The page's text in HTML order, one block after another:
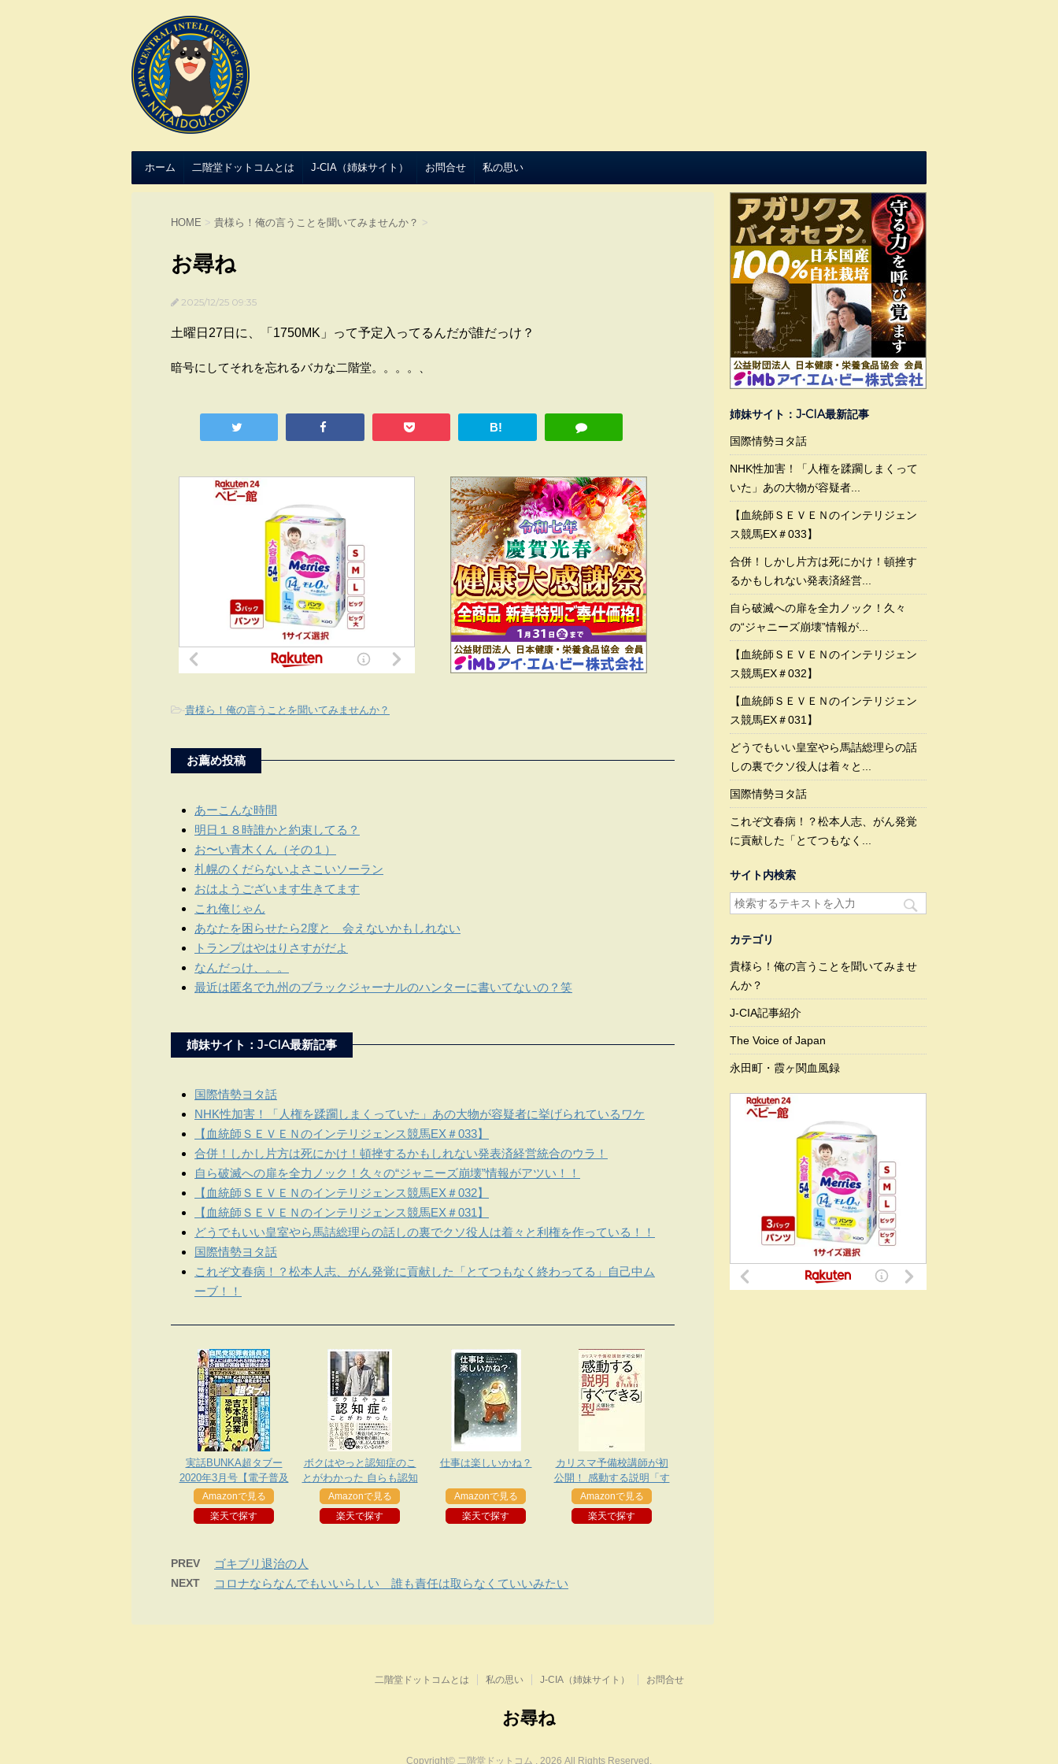
ホーム 二階堂ドットコムとは J-CIA（姉妹サイト） お問合せ 私の思い
HOME > 貴様ら！俺の言うことを聞いてみませんか？ >
お尋ね
2025/12/25 09:35
土曜日27日に、「1750MK」って予定入ってるんだが誰だっけ？
暗号にしてそれを忘れるバカな二階堂。。。。、
B!
-貴様ら！俺の言うことを聞いてみませんか？
お薦め投稿
あーこんな時間
明日１８時誰かと約束してる？
お〜い青木くん（その１）
札幌のくだらないよさこいソーラン
おはようございます生きてます
これ俺じゃん
あなたを困らせたら2度と 会えないかもしれない
トランプはやはりさすがだよ
なんだっけ、。。
最近は匿名で九州のブラックジャーナルのハンターに書いてないの？笑
姉妹サイト：J-CIA最新記事
国際情勢ヨタ話
NHK性加害！「人権を蹂躙しまくっていた」あの大物が容疑者に挙げられているワケ
【血統師ＳＥＶＥＮのインテリジェンス競馬EX＃033】
合併！しかし片方は死にかけ！頓挫するかもしれない発表済経営統合のウラ！
自ら破滅への扉を全力ノック！久々の“ジャニーズ崩壊”情報がアツい！！
【血統師ＳＥＶＥＮのインテリジェンス競馬EX＃032】
【血統師ＳＥＶＥＮのインテリジェンス競馬EX＃031】
どうでもいい皇室やら馬詰総理らの話しの裏でクソ役人は着々と利権を作っている！！
国際情勢ヨタ話
これぞ文春病！？松本人志、がん発覚に貢献した「とてつもなく終わってる」自己中ム
ーブ！！
実話BUNKA超タブー
2020年3月号【電子普及
版】
Amazonで見る
楽天で探す
ボクはやっと認知症のこ
とがわかった 自らも認知
症になった専門医が、日
本人に伝えたい遺言
Amazonで見る
楽天で探す
仕事は楽しいかね？
Amazonで見る
楽天で探す
カリスマ予備校講師が初
公開！ 感動する説明「す
ぐできる」型
Amazonで見る
楽天で探す
PREV ゴキブリ退治の人
NEXT コロナならなんでもいいらしい 誰も責任は取らなくていいみたい
姉妹サイト：J-CIA最新記事
国際情勢ヨタ話
NHK性加害！「人権を蹂躙しまくって
いた」あの大物が容疑者...
【血統師ＳＥＶＥＮのインテリジェン
ス競馬EX＃033】
合併！しかし片方は死にかけ！頓挫す
るかもしれない発表済経営...
自ら破滅への扉を全力ノック！久々
の“ジャニーズ崩壊”情報が...
【血統師ＳＥＶＥＮのインテリジェン
ス競馬EX＃032】
【血統師ＳＥＶＥＮのインテリジェン
ス競馬EX＃031】
どうでもいい皇室やら馬詰総理らの話
しの裏でクソ役人は着々と...
国際情勢ヨタ話
これぞ文春病！？松本人志、がん発覚
に貢献した「とてつもなく...
サイト内検索
カテゴリ
貴様ら！俺の言うことを聞いてみませ
んか？
J-CIA記事紹介
The Voice of Japan
永田町・霞ヶ関血風録
二階堂ドットコムとは 私の思い J-CIA（姉妹サイト） お問合せ
お尋ね
Copyright© 二階堂ドットコム , 2026 All Rights Reserved.